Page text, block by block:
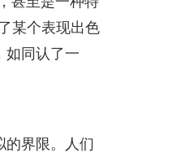
某个表现出色
如同认了一
的界限。人们